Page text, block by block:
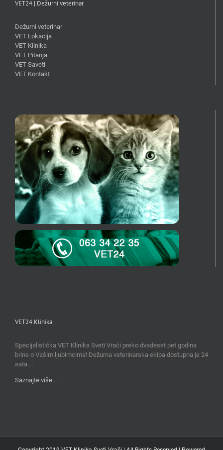
VET24 | Dežurni veterinar
Dežurni veterinar
VET Lokacija
VET Klinika
VET Pitanja
VET Saveti
VET Kontakt
VET24 Klinika
Specijalistička VET Klinika Sveti Vrači preko dvadeset pet godina
brine o Vašim ljubimcima! Dežurna veterinarska ekipa dostupna je 24
sata …
Saznajte više …